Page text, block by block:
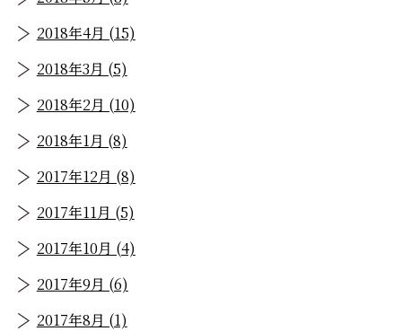
2018年4月 (15)
2018年3月 (5)
2018年2月 (10)
2018年1月 (8)
2017年12月 (8)
2017年11月 (5)
2017年10月 (4)
2017年9月 (6)
2017年8月 (1)